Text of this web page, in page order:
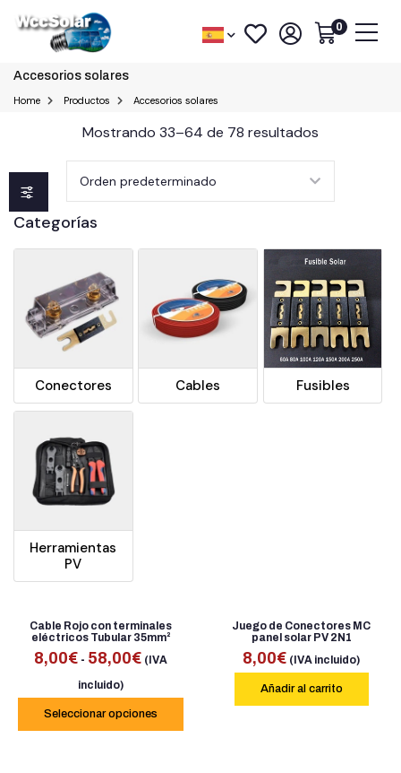
0
Accesorios solares
Home Productos Accesorios solares
Mostrando 33–64 de 78 resultados
Categorías
Conectores Cables Fusibles
Herramientas
PV
Cable Rojo con terminales
eléctricos Tubular 35mm²
8,00€ - 58,00€ (IVA
incluido)
Seleccionar opciones
Juego de Conectores MC
panel solar PV 2N1
8,00€ (IVA incluido)
Añadir al carrito